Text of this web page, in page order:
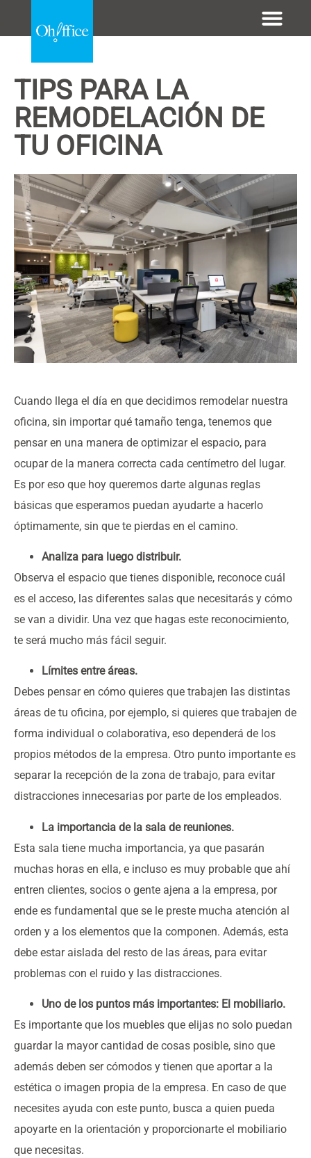
.......
TIPS PARA LA
REMODELACIÓN DE
TU OFICINA
Cuando llega el día en que decidimos remodelar nuestra
oficina, sin importar qué tamaño tenga, tenemos que
pensar en una manera de optimizar el espacio, para
ocupar de la manera correcta cada centímetro del lugar.
Es por eso que hoy queremos darte algunas reglas
básicas que esperamos puedan ayudarte a hacerlo
óptimamente, sin que te pierdas en el camino.
Analiza para luego distribuir.
Observa el espacio que tienes disponible, reconoce cuál
es el acceso, las diferentes salas que necesitarás y cómo
se van a dividir. Una vez que hagas este reconocimiento,
te será mucho más fácil seguir.
Límites entre áreas.
Debes pensar en cómo quieres que trabajen las distintas
áreas de tu oficina, por ejemplo, si quieres que trabajen de
forma individual o colaborativa, eso dependerá de los
propios métodos de la empresa. Otro punto importante es
separar la recepción de la zona de trabajo, para evitar
distracciones innecesarias por parte de los empleados.
La importancia de la sala de reuniones.
Esta sala tiene mucha importancia, ya que pasarán
muchas horas en ella, e incluso es muy probable que ahí
entren clientes, socios o gente ajena a la empresa, por
ende es fundamental que se le preste mucha atención al
orden y a los elementos que la componen. Además, esta
debe estar aislada del resto de las áreas, para evitar
problemas con el ruido y las distracciones.
Uno de los puntos más importantes: El mobiliario.
Es importante que los muebles que elijas no solo puedan
guardar la mayor cantidad de cosas posible, sino que
además deben ser cómodos y tienen que aportar a la
estética o imagen propia de la empresa. En caso de que
necesites ayuda con este punto, busca a quien pueda
apoyarte en la orientación y proporcionarte el mobiliario
que necesitas.